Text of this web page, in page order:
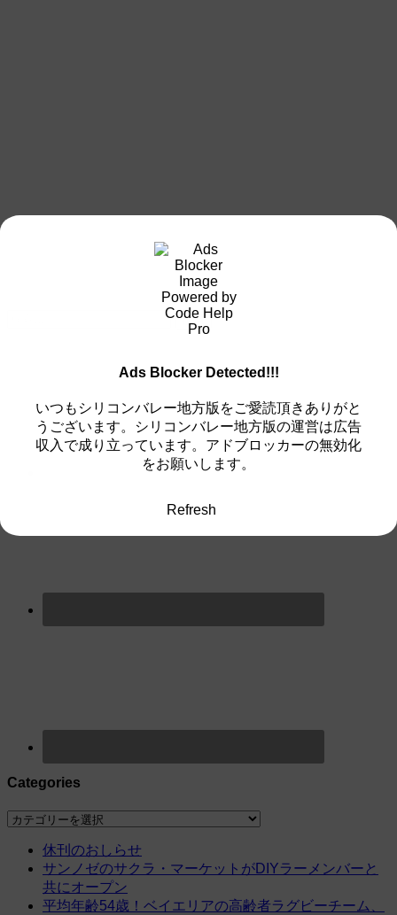
Categories
Categories
休刊のおしらせ
サンノゼのサクラ・マーケットがDIYラーメンバーと
共にオープン
平均年齢54歳！ベイエリアの高齢者ラグビーチーム、
Ads Blocker Detected!!!
いつもシリコンバレー地方版をご愛読頂きありがと
うございます。シリコンバレー地方版の運営は広告
収入で成り立っています。アドブロッカーの無効化
をお願いします。
Refresh